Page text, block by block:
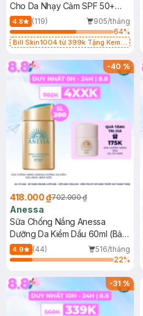
Cho Da Nhạy Cảm SPF 50+
50ml
4.8 (119)
905/tháng
64%
Bill Skin1004 từ 399k Tặng Kem
SPF 50+ 20ml (SL Có Hạn)
-40%
418.000 ₫702.000 ₫
Anessa
Sữa Chống Nắng Anessa
Dưỡng Da Kiềm Dầu 60ml (Bản
Mới)
4.9 (44)
516/tháng
22%
-31%